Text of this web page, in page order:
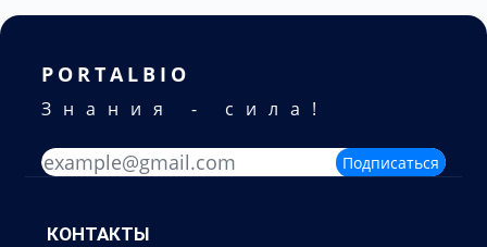
PORTALBIO
Знания - сила!
Подписаться
КОНТАКТЫ